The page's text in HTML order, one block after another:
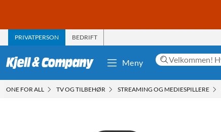
PRIVATPERSON BEDRIFT
Meny
ONE FOR ALL TV OG TILBEHØR STREAMING OG MEDIESPILLERE